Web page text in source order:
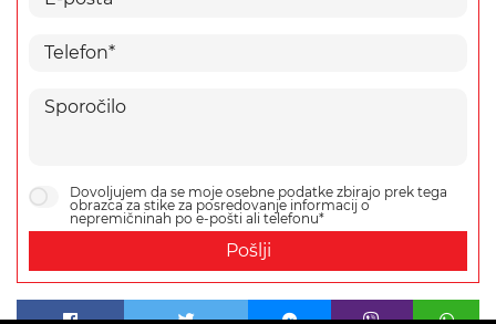
Dovoljujem da se moje osebne podatke zbirajo prek tega
obrazca za stike za posredovanje informacij o
nepremičninah po e-pošti ali telefonu*
Pošlji